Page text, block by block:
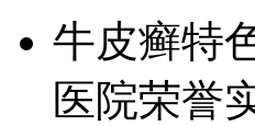
牛皮癣特
医院荣誉